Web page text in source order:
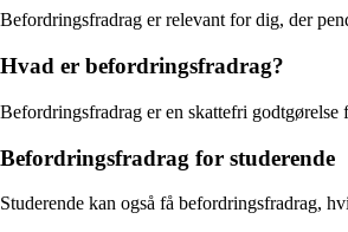
Befordringsfradrag er relevant for dig, der
Hvad er befordringsfradrag?
Befordringsfradrag er en skattefri
Befordringsfradrag for studerende
Studerende kan også få befordringsfradrag,